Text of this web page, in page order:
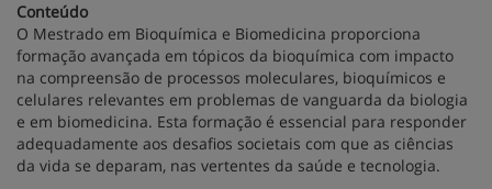
Conteúdo
O Mestrado em Bioquímica e Biomedicina proporciona
formação avançada em tópicos da bioquímica com impacto
na compreensão de processos moleculares, bioquímicos e
celulares relevantes em problemas de vanguarda da biologia
e em biomedicina. Esta formação é essencial para responder
adequadamente aos desafios societais com que as ciências
da vida se deparam, nas vertentes da saúde e tecnologia.